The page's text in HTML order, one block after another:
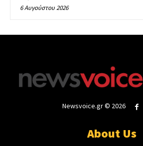
6 Αυγούστου 2026
Newsvoice.gr © 2026
About Us